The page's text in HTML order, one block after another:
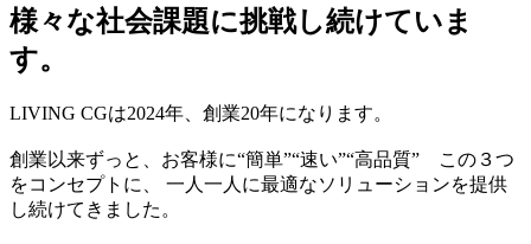
様々な社会課題に挑戦し続けていま
す。
LIVING CGは2024年、創業20年になります。
創業以来ずっと、お客様に“簡単”“速い”“高品質” この３つ
をコンセプトに、 一人一人に最適なソリューションを提供
し続けてきました。